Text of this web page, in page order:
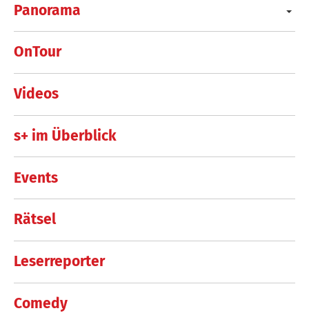
Panorama
OnTour
Videos
s+ im Überblick
Events
Rätsel
Leserreporter
Comedy